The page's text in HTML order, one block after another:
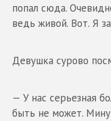
попал сюда.
ведь живой. Вот. Я
Девушка сурово
— У нас серьезная
быть не может.